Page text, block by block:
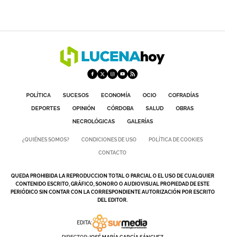
GALERÍAS
POLÍTICA SUCESOS ECONOMÍA OCIO
COFRADÍAS
DEPORTES
OPINIÓN CÓRDOBA SALUD
OBRAS
NECROLÓGICAS
GALERÍAS
¿QUIÉNES SOMOS? CONDICIONES DE USO POLÍTICA DE COOKIES
CONTACTO
QUEDA PROHIBIDA LA REPRODUCCION TOTAL O PARCIAL O EL USO DE CUALQUIER
CONTENIDO ESCRITO, GRÁFICO, SONORO O AUDIOVISUAL PROPIEDAD DE ESTE
PERIÓDICO SIN CONTAR CON LA CORRESPONDIENTE AUTORIZACIÓN POR ESCRITO
DEL EDITOR.
EDITA: